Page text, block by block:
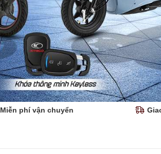
Miễn phí vận chuyển